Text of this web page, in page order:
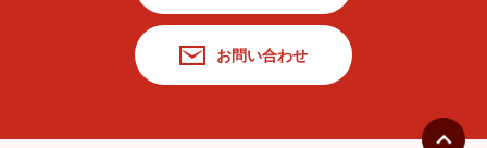
お問い合わせ